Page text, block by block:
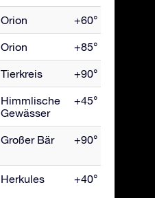
Orion +60° bis -90°
Orion +85° bis -75°
Tierkreis +90° bis -60°
Himmlische
Gewässer
+45° bis -90°
Großer Bär +90° bis -60°
Herkules +40° bis -90°